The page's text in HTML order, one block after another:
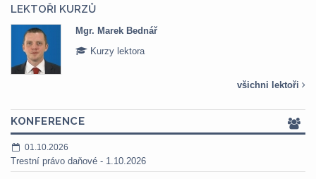
LEKTOŘI KURZŮ
Mgr. Marek Bednář
Kurzy lektora
všichni lektoři
KONFERENCE
01.10.2026
Trestní právo daňové - 1.10.2026